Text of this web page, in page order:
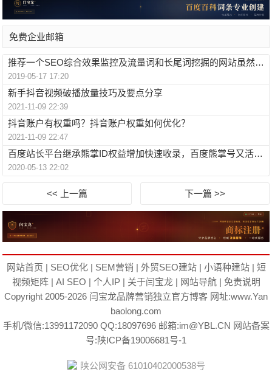
免费企业邮箱
推荐一个SEO综合效果监控及流量词和长尾词挖掘的网站虽然收费却很好用
2019-05-17 17:20
新手抖音视频破播放量技巧及要点分享
2021-11-09 22:39
抖音账户有权重吗？抖音账户权重如何优化？
2021-11-09 22:47
百度站长平台继承熊掌ID权益增加快速收录，百度熊掌号又活了？
2020-05-13 22:02
<< 上一篇 下一篇 >>
网站首页 | SEO优化| SEM营销 | 外贸SEO建站| 小语种建站| 短
视频矩阵| AI SEO | 个人IP| 关于闫宝龙| 网站导航| 免责说明
Copyright 2005-2026 闫宝龙品牌营销独立官方博客 网址:www.Yan
baolong.com
手机/微信:13991172090 QQ:18097696 邮箱:im@YBL.CN 网站备案
号:陕ICP备19006681号-1
陕公网安备 61010402000538号